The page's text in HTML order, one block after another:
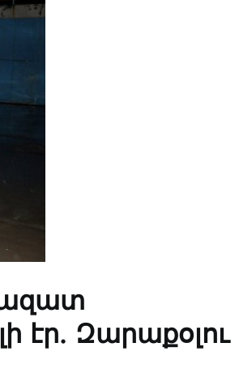
ազատ
էր. Զարաքօլու